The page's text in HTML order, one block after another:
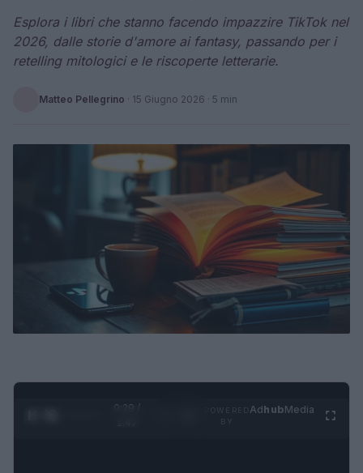
Esplora i libri che stanno facendo impazzire TikTok nel
2026, dalle storie d'amore ai fantasy, passando per i
retelling mitologici e le riscoperte letterarie.
Matteo Pellegrino · 15 Giugno 2026 · 5 min
0:30 /
AdhubMedia